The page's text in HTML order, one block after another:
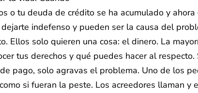
o tu deuda de crédito se ha acumulado y
indefenso y pueden ser la causa del
Ellos solo quieren una cosa: el dinero. La
tus derechos y qué puedes hacer al
pago, solo agravas el problema. Uno de los
si fueran la peste. Los acreedores llaman y